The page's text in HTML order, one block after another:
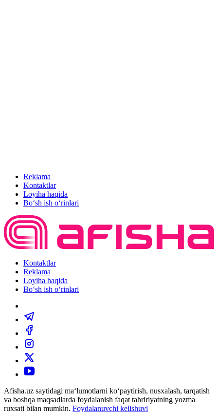
Reklama
Kontaktlar
Loyiha haqida
Bo‘sh ish o‘rinlari
Kontaktlar
Reklama
Loyiha haqida
Bo‘sh ish o‘rinlari
Afisha.uz saytidagi ma‘lumotlarni ko‘paytirish, nusxalash, tarqatish
va boshqa maqsadlarda foydalanish faqat tahririyatning yozma
ruxsati bilan mumkin. Foydalanuvchi kelishuvi